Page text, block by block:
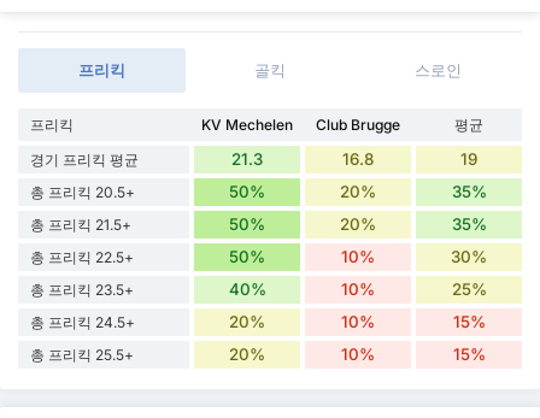
프리킥 골킥 스로인
프리킥 KV Mechelen Club Brugge
평균
경기 프리킥 평균
21.3 16.8 19
총 프리킥 20.5+ 50% 20% 35%
총 프리킥 21.5+ 50% 20% 35%
총 프리킥 22.5+ 50% 10% 30%
총 프리킥 23.5+ 40% 10% 25%
총 프리킥 24.5+ 20% 10% 15%
총 프리킥 25.5+ 20% 10% 15%